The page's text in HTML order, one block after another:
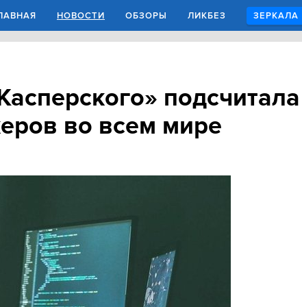
НОВОСТИ ОБЗОРЫ ЛИКБЕЗ ЗЕРКАЛА
подсчитала
во всем мире